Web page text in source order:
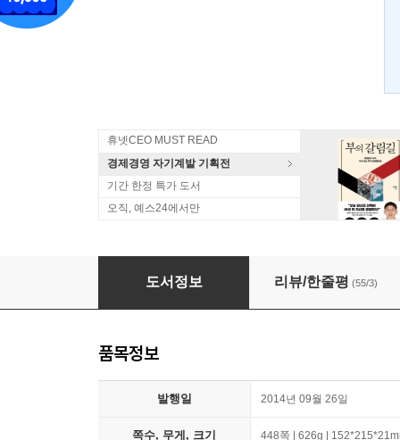
휴넷CEO MUST READ
경제경영 자기계발 기획전
기간 한정 특가 도서
오직, 예스24에서만
출근길의 철학 퇴근길의 명상
도서정보 리뷰/한줄평 (55/3)
품목정보
발행일 2014년 09월 26일
쪽수, 무게, 크기 448쪽 | 626g |